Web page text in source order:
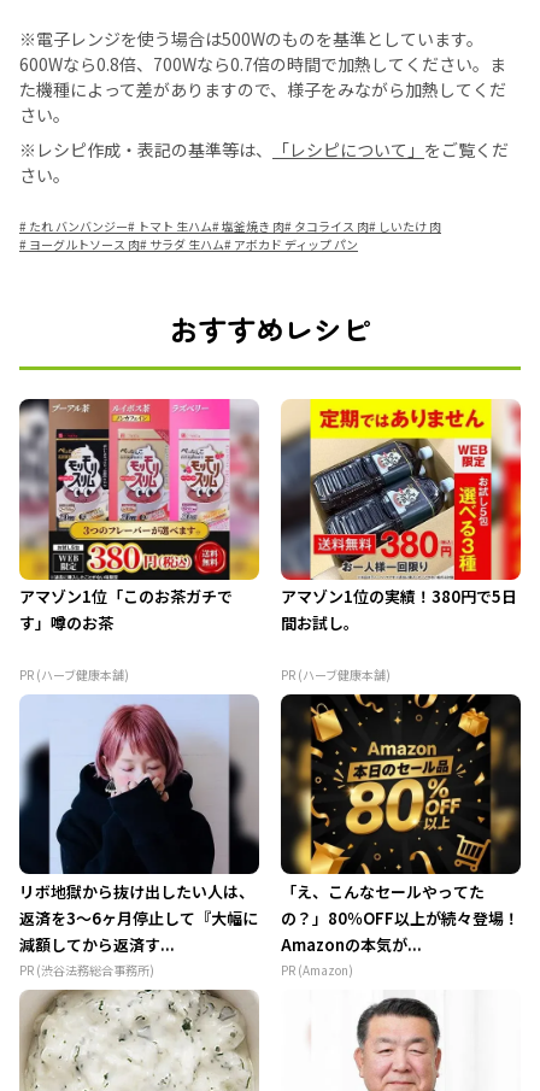
※電子レンジを使う場合は500Wのものを基準としています。
600Wなら0.8倍、700Wなら0.7倍の時間で加熱してください。ま
た機種によって差がありますので、様子をみながら加熱してくだ
さい。
※レシピ作成・表記の基準等は、
「レシピについて」 をご覧くだ
さい。
# たれ バンバンジー# トマト 生ハム#塩釜焼き 肉# タコライス 肉# しいたけ 肉
# ヨーグルトソース 肉# サラダ 生ハム# アボカド ディップ パン
おすすめレシピ
アマゾン1位「このお茶ガチで
す」噂のお茶
PR (ハーブ健康本舗)
アマゾン1位の実績！380円で5日
間お試し。
PR (ハーブ健康本舗)
リボ地獄から抜け出したい人は、
返済を3～6ヶ月停止して『大幅に
減額してから返済す...
PR (渋谷法務総合事務所)
「え、こんなセールやってた
の？」80％OFF以上が続々登場！
Amazonの本気が...
PR (Amazon)